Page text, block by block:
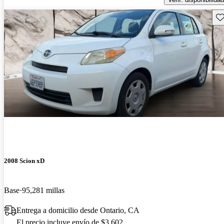
2008 Scion xD
Base 95,281 millas
Entrega a domicilio desde Ontario, CA